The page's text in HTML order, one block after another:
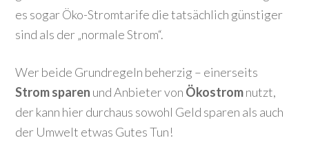
es sogar Öko-Stromtarife die tatsächlich günstiger
sind als der „normale Strom“.
Wer beide Grundregeln beherzig – einerseits
Strom sparen und Anbieter von Ökostromnutzt,
der kann hier durchaus sowohl Geld sparen als auch
der Umwelt etwas Gutes Tun!